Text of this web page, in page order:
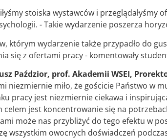
stoiska wystawców i przeglądałyśmy
- Takie wydarzenie poszerza
którym wydarzenie także przypadło do
się z ofertami pracy - komentowały
Paździor, prof. Akademii WSEI,
niezmiernie miło, że gościcie Państwo w
pracy jest niezmiernie ciekawa i
jest koncentrowanie się na
może nas przybliżyć do tego efektu w
wszystkim owocnych doświadczeń